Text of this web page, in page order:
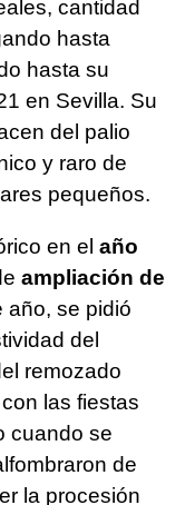
cantidad
hasta
hasta su
en Sevilla. Su
del palio
y raro de
pequeños.
en el año
ampliación de
año, se pidió
del
remozado
las fiestas
cuando se
de
la procesión